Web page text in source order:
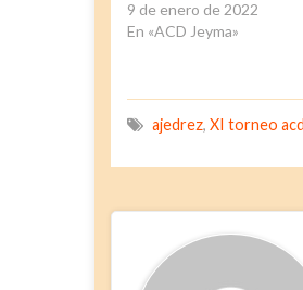
9 de enero de 2022
En «ACD Jeyma»
ajedrez, XI torneo